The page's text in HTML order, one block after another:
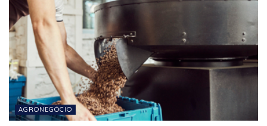
AGRONEGÓCIO